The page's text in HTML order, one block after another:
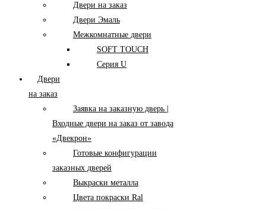
Двери на заказ
Двери Эмаль
Межкомнатные двери
SOFT TOUCH
Серия U
Двери
на заказ
Заявка на заказную дверь |
Входные двери на заказ от завода
«Двекрон»
Готовые конфигурации
заказных дверей
Выкраски металла
Цвета покраски Ral